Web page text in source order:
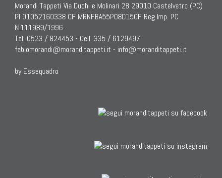
Morandi Tappeti Via Duchi e Molinari 28 29010 Castelvetro (PC)
PI 01052160338 CF MRNFBA55P08D150F Reg.Imp. PC
N.111989/1996.
Tel. 0523 / 824453 - Cell. 335 / 6129497
fabiomorandi@moranditappeti.it - info@moranditappeti.it
by Essequadro